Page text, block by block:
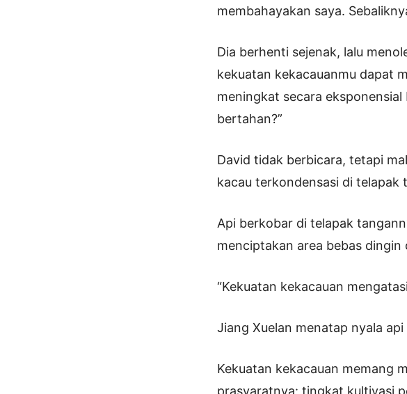
membahayakan saya.
Dia berhenti sejenak, lalu
kekuatan kekacauanmu dapat
meningkat secara
bertahan?”
David tidak berbicara, tetapi
kacau terkondensasi di telapak
Api berkobar di telapak
menciptakan area bebas
“Kekuatan kekacauan
Jiang Xuelan menatap nyala
Kekuatan kekacauan memang
prasyaratnya: tingkat kultivasi